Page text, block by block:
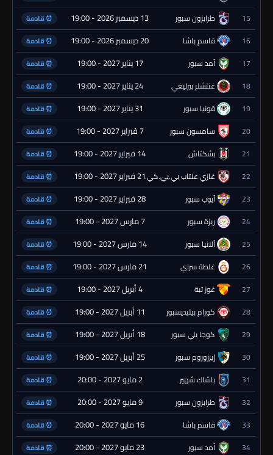
15 طرابزون سبور 13 ديسمبر 2026 - 19:00 ⏰ قادمة
16 قاسم باشا 20 ديسمبر 2026 - 19:00 ⏰ قادمة
17 آمد سبور 17 يناير 2027 - 19:00 ⏰ قادمة
18 غنتشلر بيرليغي 24 يناير 2027 - 19:00 ⏰ قادمة
19 قونيا سبور 31 يناير 2027 - 19:00 ⏰ قادمة
20 سامسون سبور 7 فبراير 2027 - 19:00 ⏰ قادمة
21 بشكتاش 14 فبراير 2027 - 19:00 ⏰ قادمة
22 غازي عنتاب بي.بي.كي.21 فبراير 2027 - 19:00 ⏰ قادمة
23 أيوب سبور 28 فبراير 2027 - 19:00 ⏰ قادمة
24 ريزة سبور 7 مارس 2027 - 19:00 ⏰ قادمة
25 ألانيا سبور 14 مارس 2027 - 19:00 ⏰ قادمة
26 غلطة سراي 21 مارس 2027 - 19:00 ⏰ قادمة
27 غوز تبة 4 أبريل 2027 - 19:00 ⏰ قادمة
28 كورام بيليديسبور 11 أبريل 2027 - 19:00 ⏰ قادمة
29 كوجا يلي سبور 18 أبريل 2027 - 19:00 ⏰ قادمة
30 إيرزوروم سبور 25 أبريل 2027 - 19:00 ⏰ قادمة
31 باشاك شهير 2 مايو 2027 - 20:00 ⏰ قادمة
32 طرابزون سبور 9 مايو 2027 - 20:00 ⏰ قادمة
33 قاسم باشا 16 مايو 2027 - 20:00 ⏰ قادمة
34 آمد سبور 23 مايو 2027 - 20:00 ⏰ قادمة